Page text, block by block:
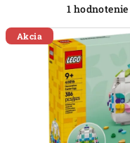
Priemerné
produktu
je
5,0
z
5
hviezdičiek.
1 hodnotenie
Akcia